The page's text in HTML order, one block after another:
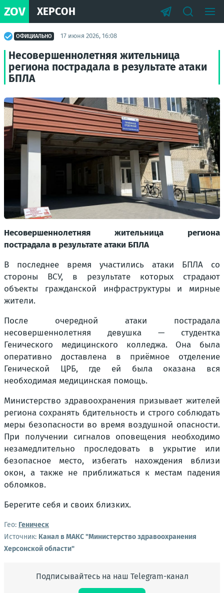
ZOV ХЕРСОН
ОФИЦИАЛЬНО 17 июня 2026, 16:08
Несовершеннолетняя жительница
региона пострадала в результате атаки
БПЛА
Несовершеннолетняя жительница региона
пострадала в результате атаки БПЛА
В последнее время участились атаки БПЛА со
стороны ВСУ, в результате которых страдают
объекты гражданской инфраструктуры и мирные
жители.
После очередной атаки пострадала
несовершеннолетняя девушка — студентка
Генического медицинского колледжа. Она была
оперативно доставлена в приёмное отделение
Генической ЦРБ, где ей была оказана вся
необходимая медицинская помощь.
Министерство здравоохранения призывает жителей
региона сохранять бдительность и строго соблюдать
меры безопасности во время воздушной опасности.
При получении сигналов оповещения необходимо
незамедлительно проследовать в укрытие или
безопасное место, избегать нахождения вблизи
окон, а также не приближаться к местам падения
обломков.
Берегите себя и своих близких.
Гео: Геническ
Источник: Канал в МАКС "Министерство здравоохранения
Херсонской области"
Подписывайтесь на наш Telegram-канал